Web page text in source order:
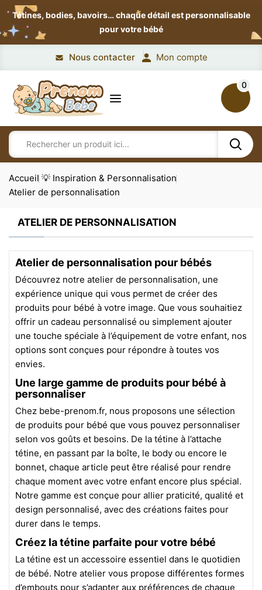
Tétines, bodies, bavoirs…chaque détail est personnalisable
pour votre bébé
Nous contacter Mon compte
0
Accueil 💡 Inspiration & Personnalisation
Atelier de personnalisation
ATELIER DE PERSONNALISATION
Atelier de personnalisation pour bébés
Découvrez notre atelier de personnalisation, une
expérience unique qui vous permet de créer des
produits pour bébé à votre image. Que vous souhaitiez
offrir un cadeau personnalisé ou simplement ajouter
une touche spéciale à l’équipement de votre enfant, nos
options sont conçues pour répondre à toutes vos
envies.
Une large gamme de produits pour bébé à
personnaliser
Chez bebe-prenom.fr, nous proposons une sélection
de produits pour bébé que vous pouvez personnaliser
selon vos goûts et besoins. De la tétine à l’attache
tétine, en passant par la boîte, le body ou encore le
bonnet, chaque article peut être réalisé pour rendre
chaque moment avec votre enfant encore plus spécial.
Notre gamme est conçue pour allier praticité, qualité et
design personnalisé, avec des créations faites pour
durer dans le temps.
Créez la tétine parfaite pour votre bébé
La tétine est un accessoire essentiel dans le quotidien
de bébé. Notre atelier vous propose différentes formes
d’embouts pour s’adapter aux préférences de chaque